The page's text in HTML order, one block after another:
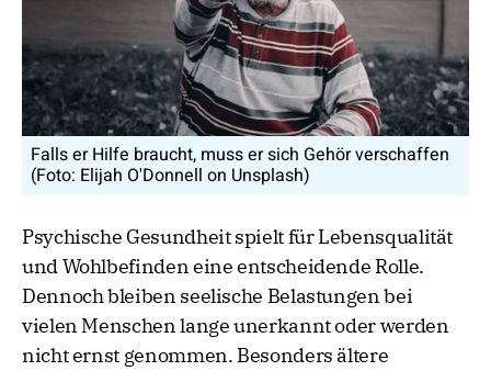
Falls er Hilfe braucht, muss er sich Gehör verschaffen
(Foto: Elijah O'Donnell on Unsplash)
Psychische Gesundheit spielt für Lebensqualität
und Wohlbefinden eine entscheidende Rolle.
Dennoch bleiben seelische Belastungen bei
vielen Menschen lange unerkannt oder werden
nicht ernst genommen. Besonders ältere